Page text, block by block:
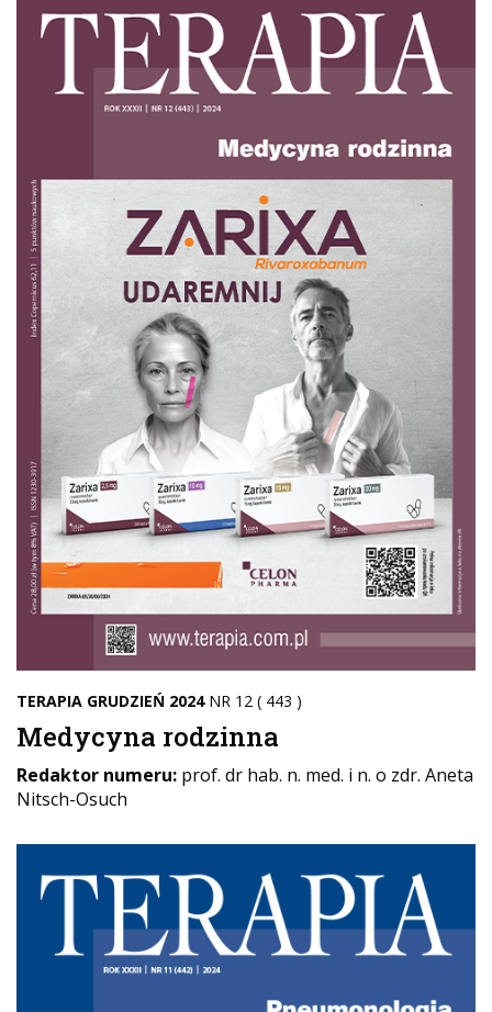
TERAPIA GRUDZIEŃ 2024NR 12 ( 443 )
Medycyna rodzinna
Redaktor numeru: prof. dr hab. n. med. i n. o zdr. Aneta
Nitsch-Osuch